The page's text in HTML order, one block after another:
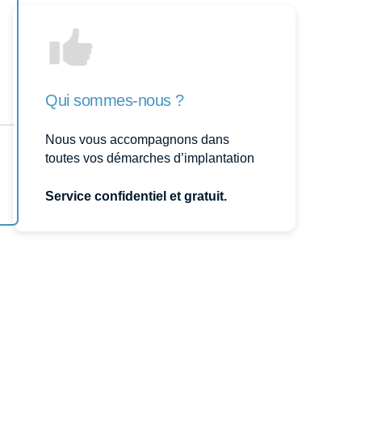
Qui sommes-nous ?
Nous vous accompagnons dans
toutes vos démarches d’implantation
Service confidentiel et gratuit.